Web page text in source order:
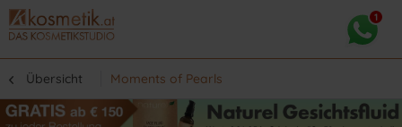
Übersicht Moments of Pearls